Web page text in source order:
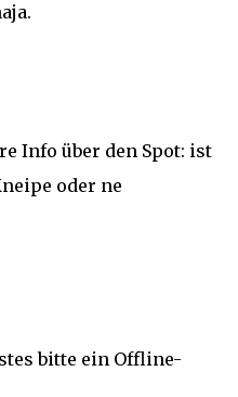
Info über den Spot: ist
oder ne
bitte ein Offline-